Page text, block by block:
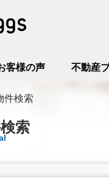
客様の声 不動産
件検索
索